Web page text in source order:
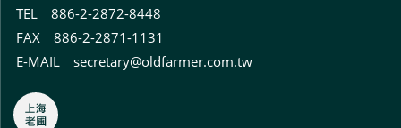
TEL 886-2-2872-8448
FAX 886-2-2871-1131
E-MAIL secretary@oldfarmer.com.tw